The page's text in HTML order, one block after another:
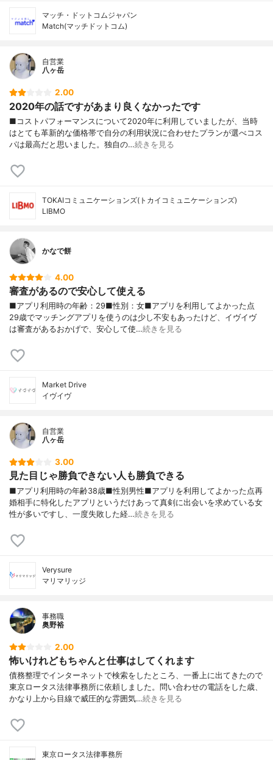
マッチ・ドットコムジャパン
Match(マッチドットコム)
自営業
八ヶ岳
2.00
2020年の話ですがあまり良くなかったです
■コストパフォーマンスについて2020年に利用していましたが、当時
はとても革新的な価格帯で自分の利用状況に合わせたプランが選べコス
パは最高だと思いました。独自の…続きを見る
TOKAIコミュニケーションズ(トカイコミュニケーションズ)
LIBMO
かなで餅
4.00
審査があるので安心して使える
■アプリ利用時の年齢：29■性別：女■アプリを利用してよかった点
29歳でマッチングアプリを使うのは少し不安もあったけど、イヴイヴ
は審査があるおかげで、安心して使…続きを見る
Market Drive
イヴイヴ
自営業
八ヶ岳
3.00
見た目じゃ勝負できない人も勝負できる
■アプリ利用時の年齢38歳■性別男性■アプリを利用してよかった点再
婚相手に特化したアプリというだけあって真剣に出会いを求めている女
性が多いですし、一度失敗した経…続きを見る
Verysure
マリマリッジ
事務職
奥野裕
2.00
怖いけれどもちゃんと仕事はしてくれます
債務整理でインターネットで検索をしたところ、一番上に出てきたので
東京ロータス法律事務所に依頼しました。問い合わせの電話をした歳、
かなり上から目線で威圧的な雰囲気…続きを見る
東京ロータス法律事務所